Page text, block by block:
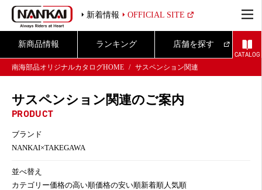
新着情報 OFFICIAL SITE
新商品情報 ランキング 店舗を探す
CATALOG
南海部品オリジナルカタログHOME
サスペンション関連
サスペンション関連のご案内
PRODUCT
ブランド
NANKAI×TAKEGAWA
並べ替え
カテゴリー価格の高い順価格の安い順新着順人気順